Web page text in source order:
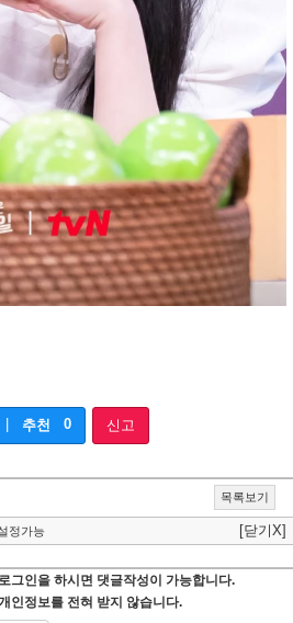
추천 0 신고
목록보기
정가능 [닫기X]
로그인을 하시면 댓글작성이 가능합니다.
인정보를 전혀 받지 않습니다.